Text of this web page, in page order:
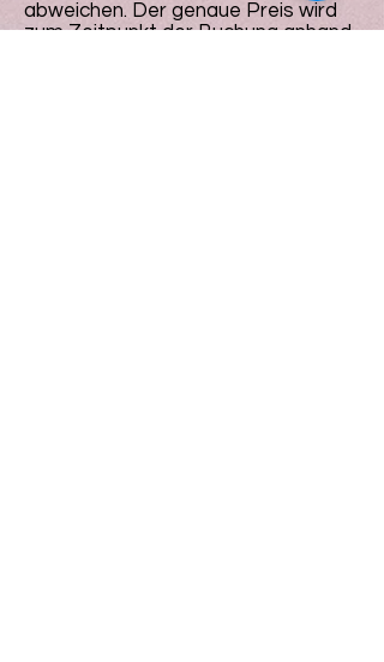
abweichen. Der genaue Preis wird
zum Zeitpunkt der Buchung anhand